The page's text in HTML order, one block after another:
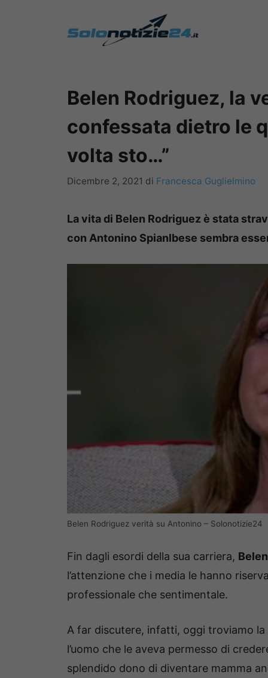
Belen Rodriguez, la
confessata dietro le
volta sto…”
Dicembre 2, 2021 di Francesca Guglielmino
La vita di Belen Rodriguez è stata
con Antonino Spianlbese sembra
Belen Rodriguez verità su Antonino – Solonotizie24
Fin dagli esordi della sua carriera,
l’attenzione che i media le hanno
professionale che sentimentale.
A far discutere, infatti, oggi troviamo la
l’uomo che le aveva permesso di
splendido dono di diventare mamma